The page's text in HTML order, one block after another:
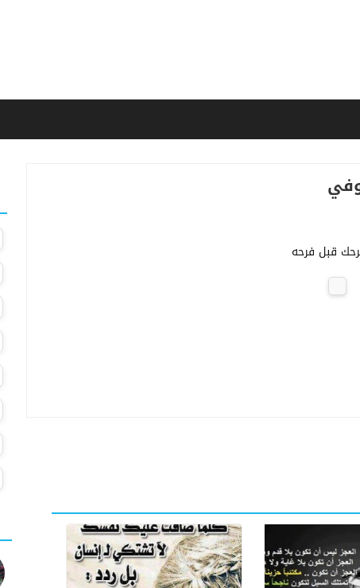
قبل فرحه